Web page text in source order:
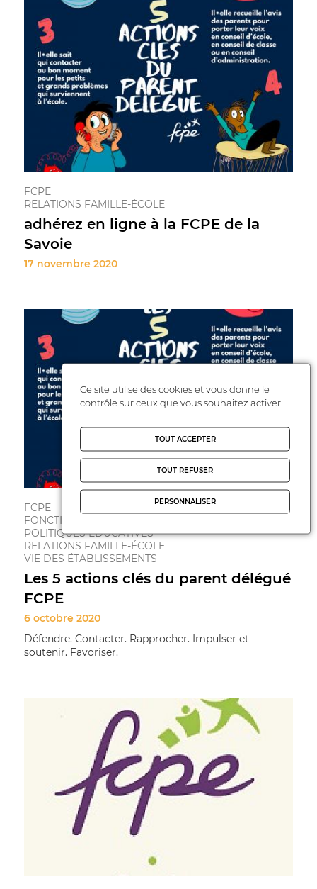
FCPE
RELATIONS FAMILLE-ÉCOLE
adhérez en ligne à la FCPE de la
Savoie
17 novembre 2020
FCPE
FONCTIONNEMENT DE L'ÉCOLE
POLITIQUES ÉDUCATIVES
RELATIONS FAMILLE-ÉCOLE
VIE DES ÉTABLISSEMENTS
Les 5 actions clés du parent délégué
FCPE
6 octobre 2020
Défendre. Contacter. Rapprocher. Impulser et
soutenir. Favoriser.
Ce site utilise des cookies et vous donne le
contrôle sur ceux que vous souhaitez activer
TOUT ACCEPTER
TOUT REFUSER
PERSONNALISER